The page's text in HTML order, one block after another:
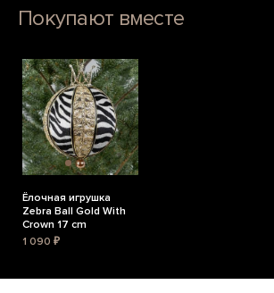
Покупают вместе
Ёлочная игрушка
Zebra Ball Gold With
Crown 17 cm
1 090 ₽